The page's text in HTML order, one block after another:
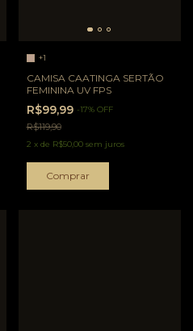
+1
CAMISA CAATINGA SERTÃO
FEMININA UV FPS
R$99,99 -17% OFF
R$119,90
2 x de R$50,00 sem juros
Comprar